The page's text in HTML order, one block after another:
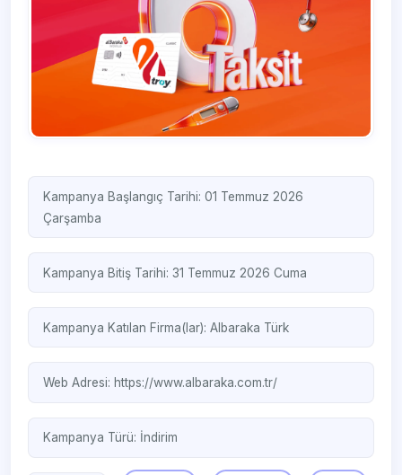
Kampanya Başlangıç Tarihi: 01 Temmuz 2026
Çarşamba
Kampanya Bitiş Tarihi: 31 Temmuz 2026 Cuma
Kampanya Katılan Firma(lar):Albaraka Türk
Web Adresi: https://www.albaraka.com.tr/
Kampanya Türü: İndirim